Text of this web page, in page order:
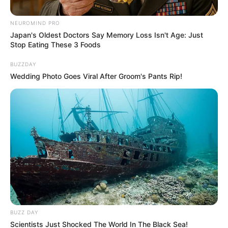
(F)Gobernación de Cundinamarca
Tocaima fue el punto de cierre de la primera fase
Por:Cristhiam Martínez
Mayo 14, 2026
NEUROMIND PRO
Japan's Oldest Doctors Say Memory Loss Isn't Age: Just
Stop Eating These 3 Foods
BUZZDAY
Wedding Photo Goes Viral After Groom's Pants Rip!
BUZZ DAY
Scientists Just Shocked The World In The Black Sea!